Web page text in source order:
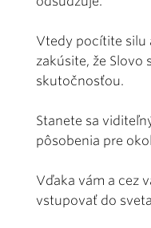
Vtedy pocítite silu
zakúsite, že Slovo
skutočnosťou.
Stanete sa
pôsobenia pre
Vďaka vám a cez
vstupovať do